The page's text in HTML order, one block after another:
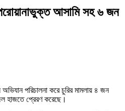
আসামি সহ ৬ জন
অভিযান পরিচালনা করে চুরির মামলায় ৪ জন
হাজতে প্রেরণ করেছে।